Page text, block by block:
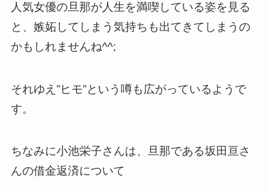
人気女優の旦那が人生を満喫している姿を見る
と、嫉妬してしまう気持ちも出てきてしまうの
かもしれませんね^^;
それゆえ”ヒモ”という噂も広がっているようで
す。
ちなみに小池栄子さんは、旦那である坂田亘さ
んの借金返済について